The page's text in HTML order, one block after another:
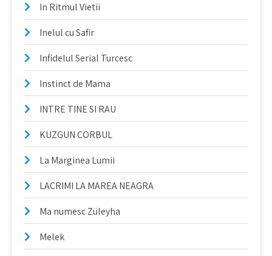
In Ritmul Vietii
Inelul cu Safir
Infidelul Serial Turcesc
Instinct de Mama
INTRE TINE SI RAU
KUZGUN CORBUL
La Marginea Lumii
LACRIMI LA MAREA NEAGRA
Ma numesc Züleyha
Melek